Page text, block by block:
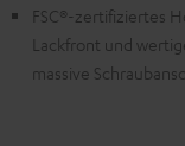
FSC®-zertifiziertes
Lackfront und
massive